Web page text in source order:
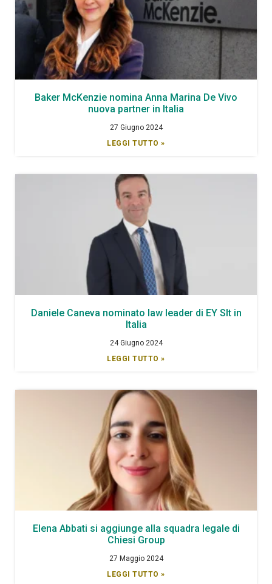
Baker McKenzie nomina Anna Marina De Vivo
nuova partner in Italia
27 Giugno 2024
LEGGI TUTTO »
Daniele Caneva nominato law leader di EY Slt in
Italia
24 Giugno 2024
LEGGI TUTTO »
Elena Abbati si aggiunge alla squadra legale di
Chiesi Group
27 Maggio 2024
LEGGI TUTTO »